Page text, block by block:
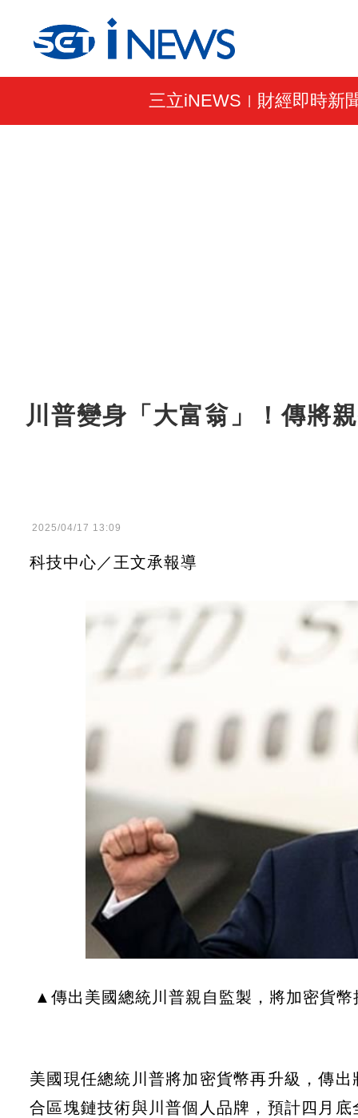
三立iNEWS 財經即時新
川普變身「大富翁」！傳將
2025/04/17 13:09
科技中心／王文承報導
▲傳出美國總統川普親自監製，將加密貨
美國現任總統川普將加密貨幣再升級，傳
合區塊鏈技術與川普個人品牌，預計四月